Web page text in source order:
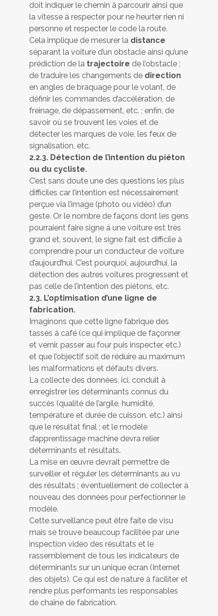
doit indiquer le chemin à parcourir ainsi que
la vitesse à respecter pour ne heurter rien ni
personne et respecter le code la route.
Cela implique de mesurer la distance
séparant la voiture d’un obstacle ainsi qu’une
prédiction de la trajectoire de l’obstacle ;
de traduire les changements de direction
en angles de braquage pour le volant, de
définir les commandes d’accélération, de
freinage, de dépassement, etc. ; enfin, de
savoir où se trouvent les voies et de
détecter les marques de voie, les feux de
signalisation, etc.
2.2.3. Détection de l’intention du piéton
ou du cycliste.
C’est sans doute une des questions les plus
difficiles car l’intention est nécessairement
perçue via l’image (photo ou vidéo) d’un
geste. Or le nombre de façons dont les gens
pourraient faire signe à une voiture est très
grand et, souvent, le signe fait est difficile à
comprendre pour un conducteur de voiture
d’aujourd’hui. C’est pourquoi, aujourd’hui, la
détection des autres voitures progressent et
pas celle de l’intention des piétons, etc.
2.3. L’optimisation d’une ligne de
fabrication.
Imaginons que cette ligne fabrique des
tasses à café (ce qui implique de façonner
et vernir, passer au four puis inspecter, etc.)
et que l’objectif soit de réduire au maximum
les malformations et défauts divers.
La collecte des données, ici, conduit à
enregistrer les déterminants connus du
succès (qualité de l’argile, humidité,
température et durée de cuisson, etc.) ainsi
que le résultat final ; et le modèle
d’apprentissage machine devra relier
déterminants et résultats.
La mise en œuvre devrait permettre de
surveiller et réguler les déterminants au vu
des résultats ; éventuellement de collecter à
nouveau des données pour perfectionner le
modèle.
Cette surveillance peut être faite de visu
mais se trouve beaucoup facilitée par une
inspection vidéo des résultats et le
rassemblement de tous les indicateurs de
déterminants sur un unique écran (Internet
des objets). Ce qui est de nature à faciliter et
rendre plus performants les responsables
de chaîne de fabrication.